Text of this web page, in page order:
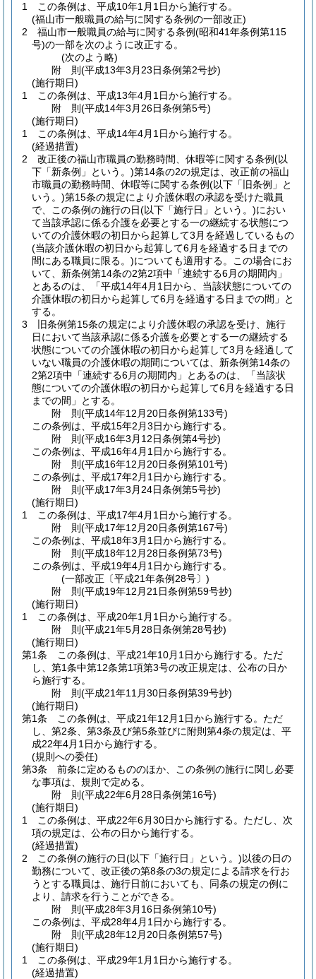
1
この条例は、平成10年1月1日から施行する。
(福山市一般職員の給与に関する条例の一部改正)
2
福山市一般職員の給与に関する条例(昭和41年条例第115
号)の一部を次のように改正する。
(次のよう略)
附 則(平成13年3月23日条例第2号抄)
(施行期日)
1
この条例は、平成13年4月1日から施行する。
附 則(平成14年3月26日条例第5号)
(施行期日)
1
この条例は、平成14年4月1日から施行する。
(経過措置)
2
改正後の福山市職員の勤務時間、休暇等に関する条例(以
下「新条例」という。)第14条の2の規定は、改正前の福山
市職員の勤務時間、休暇等に関する条例(以下「旧条例」と
いう。)第15条の規定により介護休暇の承認を受けた職員
で、この条例の施行の日(以下「施行日」という。)におい
て当該承認に係る介護を必要とする一の継続する状態につ
いての介護休暇の初日から起算して3月を経過しているもの
(当該介護休暇の初日から起算して6月を経過する日までの
間にある職員に限る。)についても適用する。
この場合にお
いて、新条例第14条の2第2項中「連続する6月の期間内」
とあるのは、「平成14年4月1日から、当該状態についての
介護休暇の初日から起算して6月を経過する日までの間」と
する。
3
旧条例第15条の規定により介護休暇の承認を受け、施行
日において当該承認に係る介護を必要とする一の継続する
状態についての介護休暇の初日から起算して3月を経過して
いない職員の介護休暇の期間については、新条例第14条の
2第2項中「連続する6月の期間内」とあるのは、「当該状
態についての介護休暇の初日から起算して6月を経過する日
までの間」とする。
附 則(平成14年12月20日条例第133号)
この条例は、平成15年2月3日から施行する。
附 則(平成16年3月12日条例第4号抄)
この条例は、平成16年4月1日から施行する。
附 則(平成16年12月20日条例第101号)
この条例は、平成17年2月1日から施行する。
附 則(平成17年3月24日条例第5号抄)
(施行期日)
1
この条例は、平成17年4月1日から施行する。
附 則(平成17年12月20日条例第167号)
この条例は、平成18年3月1日から施行する。
附 則(平成18年12月28日条例第73号)
この条例は、平成19年4月1日から施行する。
(一部改正〔平成21年条例28号〕)
附 則(平成19年12月21日条例第59号抄)
(施行期日)
1
この条例は、平成20年1月1日から施行する。
附 則(平成21年5月28日条例第28号抄)
(施行期日)
第1条
この条例は、平成21年10月1日から施行する。 ただ
し、第1条中第12条第1項第3号の改正規定は、公布の日か
ら施行する。
附 則(平成21年11月30日条例第39号抄)
(施行期日)
第1条
この条例は、平成21年12月1日から施行する。 ただ
し、第2条、第3条及び第5条並びに附則第4条の規定は、平
成22年4月1日から施行する。
(規則への委任)
第3条
前条に定めるもののほか、この条例の施行に関し必要
な事項は、規則で定める。
附 則(平成22年6月28日条例第16号)
(施行期日)
1
この条例は、平成22年6月30日から施行する。 ただし、次
項の規定は、公布の日から施行する。
(経過措置)
2
この条例の施行の日(以下「施行日」という。)以後の日の
勤務について、改正後の第8条の3の規定による請求を行お
うとする職員は、施行日前においても、同条の規定の例に
より、請求を行うことができる。
附 則(平成28年3月16日条例第10号)
この条例は、平成28年4月1日から施行する。
附 則(平成28年12月20日条例第57号)
(施行期日)
1
この条例は、平成29年1月1日から施行する。
(経過措置)